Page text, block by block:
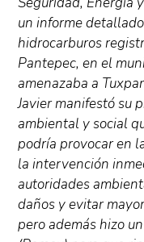
un informe
hidrocarburos
Pantepec, en el
amenazaba a
Javier manifestó su
ambiental y social
podría provocar en
la intervención
autoridades
daños y evitar
pero además hizo